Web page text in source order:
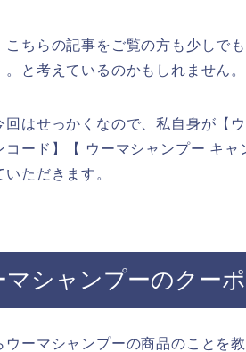
こちらの記事をご覧の方も少しで
。と考えているのかもしれません。
回はせっかくなので、私自身が【
コード】【 ウーマシャンプー キ
いただきます。
マシャンプーのクー
ウーマシャンプーの商品のことを